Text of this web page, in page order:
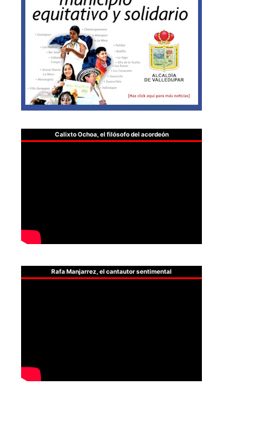
Calixto Ochoa, el filósofo del acordeón
Rafa Manjarrez, el cantautor sentimental